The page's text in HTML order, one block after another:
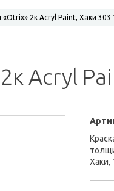
2к Acryl Paint, Хаки 303
Acryl
Хаки,